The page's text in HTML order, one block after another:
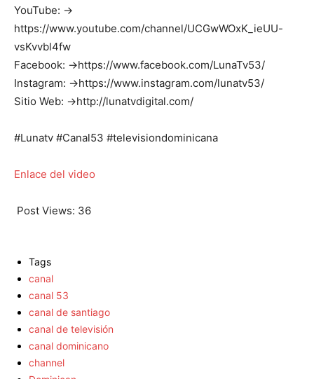
YouTube: →
https://www.youtube.com/channel/UCGwWOxK_ieUU-
vsKvvbl4fw
Facebook: →https://www.facebook.com/LunaTv53/
Instagram: →https://www.instagram.com/lunatv53/
Sitio Web: →http://lunatvdigital.com/
#Lunatv #Canal53 #televisiondominicana
Enlace del video
Post Views: 36
Tags
canal
canal 53
canal de santiago
canal de televisión
canal dominicano
channel